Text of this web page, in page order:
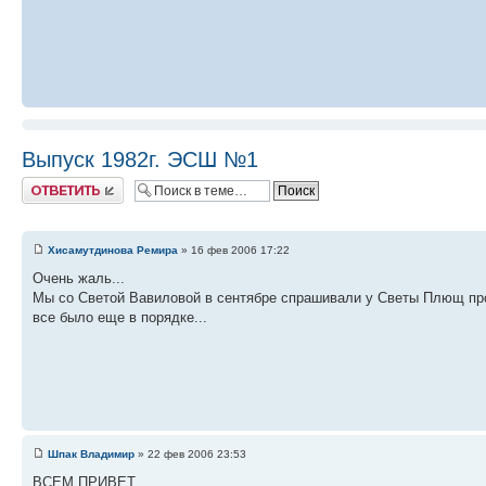
Выпуск 1982г. ЭСШ №1
Ответить
Хисамутдинова Ремира » 16 фев 2006 17:22
Очень жаль...
Мы со Светой Вавиловой в сентябре спрашивали у Светы Плющ
все было еще в порядке...
Шпак Владимир » 22 фев 2006 23:53
ВСЕМ ПРИВЕТ .